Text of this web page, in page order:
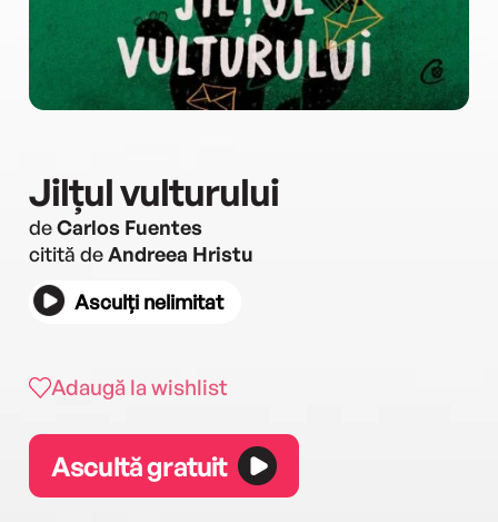
Jilțul vulturului
deCarlos Fuentes
citită deAndreea Hristu
Asculți nelimitat
Adaugă la wishlist
Ascultă gratuit